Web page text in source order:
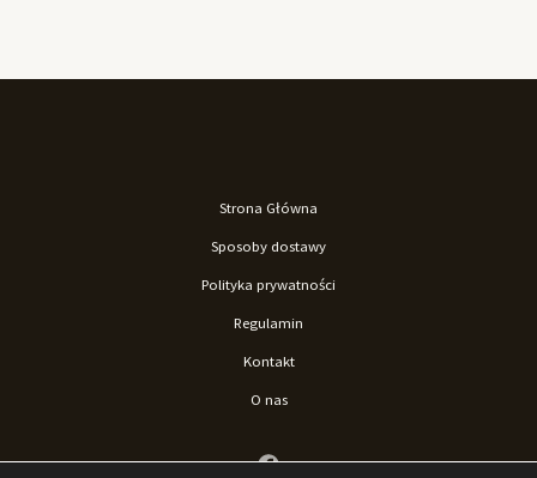
Strona Główna
Sposoby dostawy
Polityka prywatności
Regulamin
Kontakt
O nas